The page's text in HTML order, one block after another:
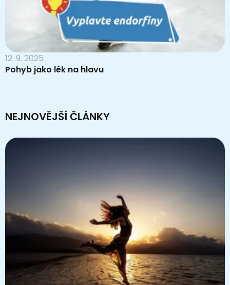
12. 9. 2025
Pohyb jako lék na hlavu
NEJNOVĚJŠÍ ČLÁNKY